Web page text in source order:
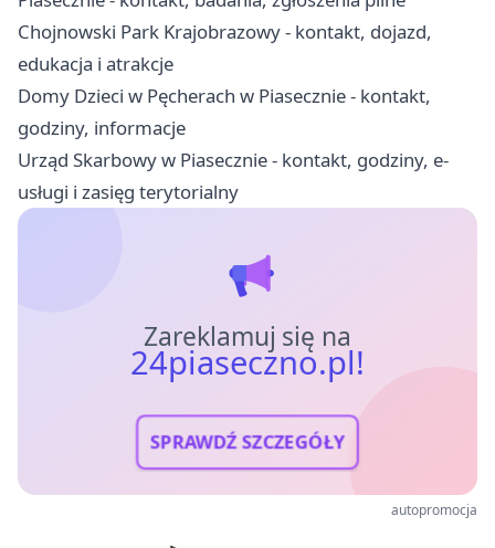
Chojnowski Park Krajobrazowy - kontakt, dojazd,
edukacja i atrakcje
Domy Dzieci w Pęcherach w Piasecznie - kontakt,
godziny, informacje
Urząd Skarbowy w Piasecznie - kontakt, godziny, e-
usługi i zasięg terytorialny
Zareklamuj się na
24piaseczno.pl!
SPRAWDŹ SZCZEGÓŁY
autopromocja